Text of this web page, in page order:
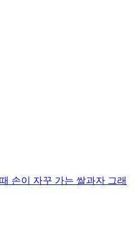
손이 자꾸 가는 쌀과자 그래